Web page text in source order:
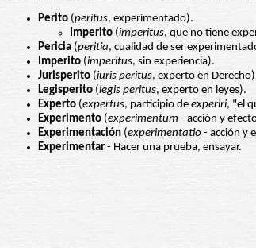
Perito (peritus, experimentado).
Imperito (imperitus, que no tiene
Pericia (peritia, cualidad de ser
Imperito (imperitus, sin experiencia).
Jurisperito (iuris peritus, experto en
Legisperito (legis peritus, experto en leyes).
Experto (expertus, participio de experiri, "el
Experimento (experimentum - acción y
Experimentación (experimentatio - acción y
Experimentar - Hacer una prueba, ensayar.